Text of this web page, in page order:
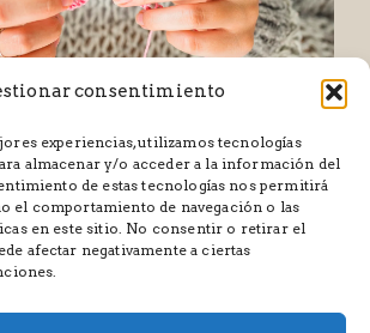
consentimiento
experiencias, utilizamos tecnologías
almacenar y/o acceder a la información del
de estas tecnologías nos permitirá
el comportamiento de navegación o las
en este sitio. No consentir o retirar el
afectar negativamente a ciertas
Y CONDICIONES
AVISO LEGAL